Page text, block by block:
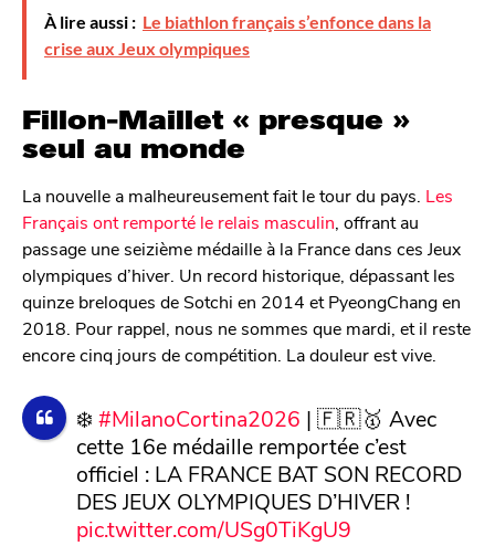
À lire aussi : Le biathlon français s’enfonce dans la
crise aux Jeux olympiques
Fillon-Maillet « presque »
seul au monde
La nouvelle a malheureusement fait le tour du pays. Les
Français ont remporté le relais masculin , offrant au
passage une seizième médaille à la France dans ces Jeux
olympiques d’hiver. Un record historique, dépassant les
quinze breloques de Sotchi en 2014 et PyeongChang en
2018. Pour rappel, nous ne sommes que mardi, et il reste
encore cinq jours de compétition. La douleur est vive.
❄️ #MilanoCortina2026 | 🇫🇷🥇 Avec
cette 16e médaille remportée c’est
officiel : LA FRANCE BAT SON RECORD
DES JEUX OLYMPIQUES D’HIVER !
pic.twitter.com/USg0TiKgU9